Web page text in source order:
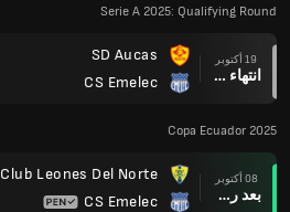
Serie A 2025: Qualifying Round
19 أكتوبر
انتهاء وقت المباراة
SD Aucas
CS Emelec
Copa Ecuador 2025
08 أكتوبر
بعد ركلات الترجيح
Club Leones Del Norte
CS Emelec